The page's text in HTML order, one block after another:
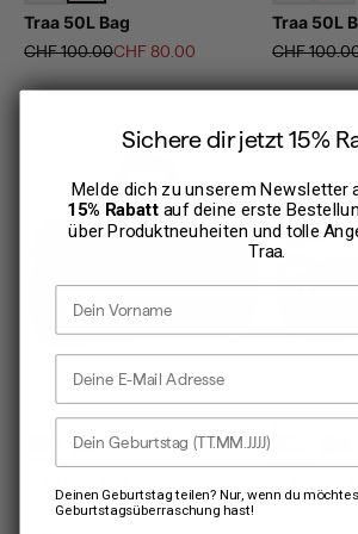
Traa 50L Bag
Regulärer Preis
CHF 100.00Angebot
CHF 80.00
Traa 50L
Regulärer
CHF
+ 4 weitere
Angebot
CHF 100.00
Sichere dir jetzt 15%
Melde dich zu unserem Newsletter
15% Rabatt auf deine erste
über Produktneuheiten und tolle
Traa.
E-Mail Adresse
Dein Geburtstag
Deinen Geburtstag teilen? Nur, wenn du
Geburtstagsüberraschung hast!